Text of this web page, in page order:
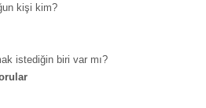
kişi kim?
istediğin biri var mı?